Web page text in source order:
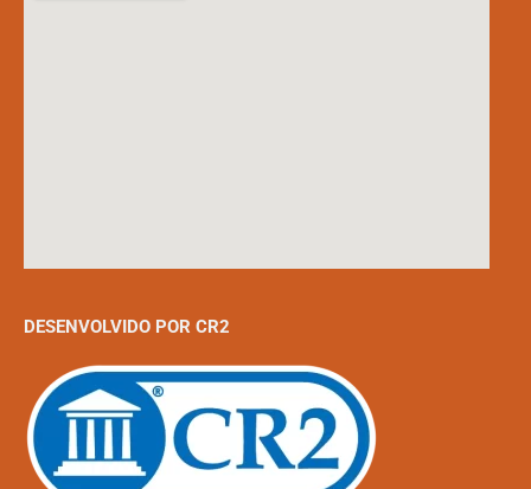
DESENVOLVIDO POR CR2